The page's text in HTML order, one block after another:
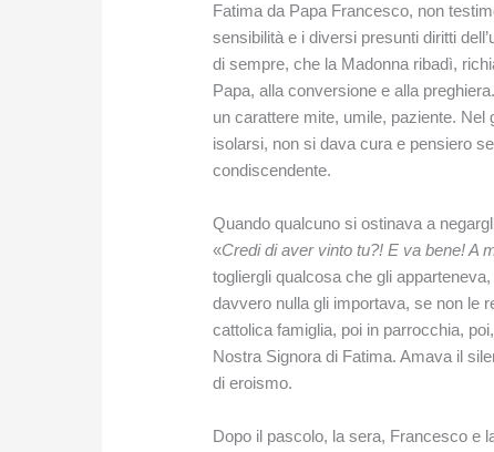
Fatima da Papa Francesco, non
sensibilità e i diversi presunti diritti
di sempre, che la Madonna ribadì,
Papa, alla conversione e alla
un carattere mite, umile, paziente.
isolarsi, non si dava cura e pensiero
condiscendente.
Quando qualcuno si ostinava a
«Credi di aver vinto tu?! E va bene! A
togliergli qualcosa che gli
davvero nulla gli importava, se non le
cattolica famiglia, poi in parrocchia,
Nostra Signora di Fatima. Amava il
di eroismo.
Dopo il pascolo, la sera, Francesco e